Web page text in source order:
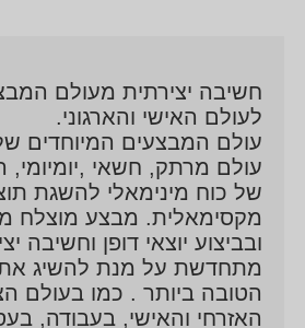
חשיבה יצירתית מעולם
לעולם האישי והארגוני.
עולם המבצעים המיוחדים
עולם מרתק, חשאי
של כוח מינימאלי להשגת
מקסימאלית. מבצע מוצלח
ובביצוע יוצאי דופן וחשיבה
מתחדשת על מנת להשיג
הטובה ביותר . כמו בעולם
האזרחי והאישי, בעבודה,